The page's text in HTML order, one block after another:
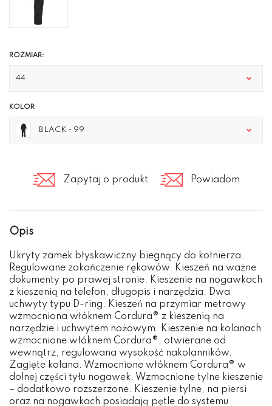
ROZMIAR:
44
KOLOR
BLACK - 99
Zapytaj o produkt Powiadom
Opis
Ukryty zamek błyskawiczny biegnący do kołnierza.
Regulowane zakończenie rękawów. Kieszeń na ważne
dokumenty po prawej stronie. Kieszenie na nogawkach
z kieszenią na telefon, długopis i narzędzia. Dwa
uchwyty typu D-ring. Kieszeń na przymiar metrowy
wzmocniona włóknem Cordura® z kieszenią na
narzędzie i uchwytem nożowym. Kieszenie na kolanach
wzmocnione włóknem Cordura®, otwierane od
wewnątrz, regulowana wysokość nakolanników.
Zagięte kolana. Wzmocnione włóknem Cordura® w
dolnej części tyłu nogawek. Wzmocnione tylne kieszenie
– dodatkowo rozszerzone. Kieszenie tylne, na piersi
oraz na nogawkach posiadają pętle do systemu